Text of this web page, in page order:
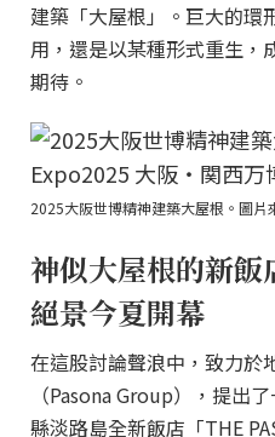
建築「大屋根」。巨大的環
用，還是以某種形式重生，
期待。
2025大阪世博精神建築大屋根。圖片
神似大屋根的新
絕景今夏開幕
在這股討論聲浪中，致力於
（Pasona Group），提出
縣淡路島全新飯店「THE